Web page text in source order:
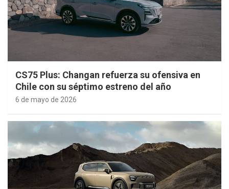
CS75 Plus: Changan refuerza su ofensiva en
Chile con su séptimo estreno del año
6 de mayo de 2026